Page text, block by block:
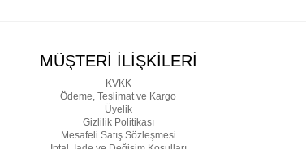
MÜŞTERİ İLİŞKİLERİ
KVKK
Ödeme, Teslimat ve Kargo
Üyelik
Gizlilik Politikası
Mesafeli Satış Sözleşmesi